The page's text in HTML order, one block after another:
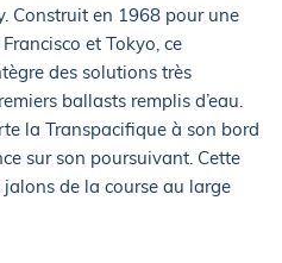
Construit en 1968 pour une
et Tokyo, ce
des solutions très
ballasts remplis d’eau.
la Transpacifique à son bord
sur son poursuivant. Cette
jalons de la course au large